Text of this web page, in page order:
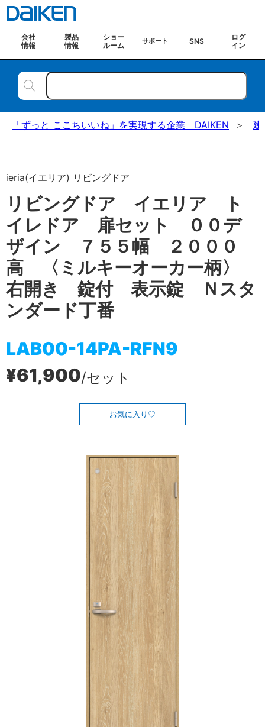
会社
情報
製品
情報
ショー
ルーム
サポート SNS
ログ
イン
「ずっと ここちいいね」を実現する企業 DAIKEN 建
ieria(イエリア) リビングドア
リビングドア イエリア ト
イレドア 扉セット ００デ
ザイン ７５５幅 ２０００
高 〈ミルキーオーカー柄〉
右開き 錠付 表示錠 Ｎスタ
ンダード丁番
LAB00-14PA-RFN9
¥61,900/セット
お気に入り